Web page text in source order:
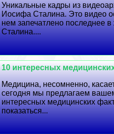
Уникальные кадры из
Иосифа Сталина. Это видео
нем запечатлено последнее
Сталина....
10 интересных
Медицина, несомненно,
сегодня мы предлагаем
интересных медицинских
показаться...